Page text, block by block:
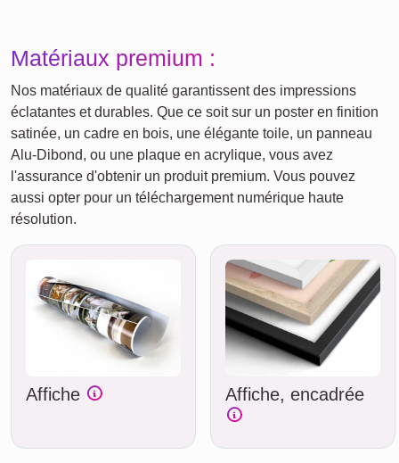
Matériaux premium :
Nos matériaux de qualité garantissent des impressions
éclatantes et durables. Que ce soit sur un poster en finition
satinée, un cadre en bois, une élégante toile, un panneau
Alu-Dibond, ou une plaque en acrylique, vous avez
l'assurance d'obtenir un produit premium. Vous pouvez
aussi opter pour un téléchargement numérique haute
résolution.
Affiche Affiche, encadrée